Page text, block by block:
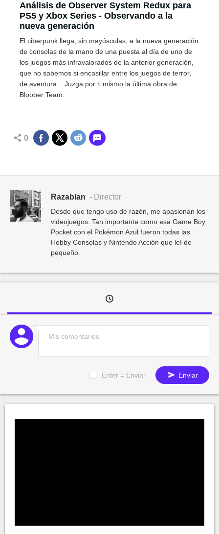
Análisis de Observer System Redux para
PS5 y Xbox Series - Observando a la
nueva generación
El ciberpunk llega, sin mayúsculas, a la nueva generación
de consolas de la mano de una puesta al día de uno de
los juegos más infravalorados de la anterior generación,
que no sabemos si encasillar entre los juegos de terror,
de aventura... Juzga por ti mismo la última obra de
Bloober Team.
0
Razablan - Director
Desde que tengo uso de razón, me apasionan los
videojuegos. Tan importante como esa Game Boy
Pocket con el Pokémon Azul fueron todas las
Hobby Consolas y Nintendo Acción que leí de
pequeño.
Enter = Enviar Enviar